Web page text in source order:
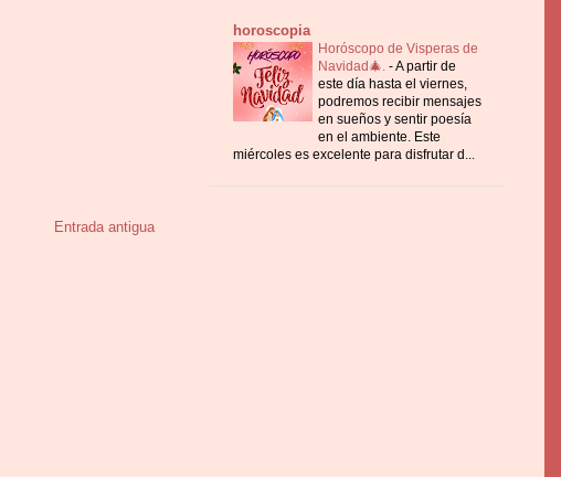
Entrada antigua
horoscopia
Horóscopo de Visperas de
Navidad🎄. -A partir de
este día hasta el viernes,
podremos recibir mensajes
en sueños y sentir poesía
en el ambiente. Este
miércoles es excelente para disfrutar d...